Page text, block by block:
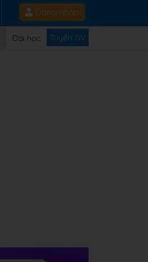
Đăng nhập
Đại học Tuyển GV